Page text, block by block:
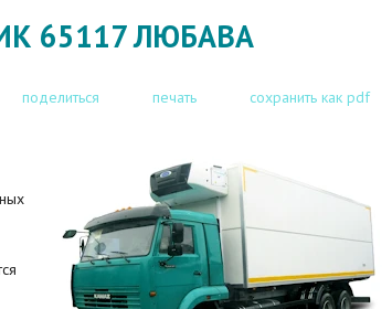
65117 ЛЮБАВА
поделиться печать сохранить как pdf